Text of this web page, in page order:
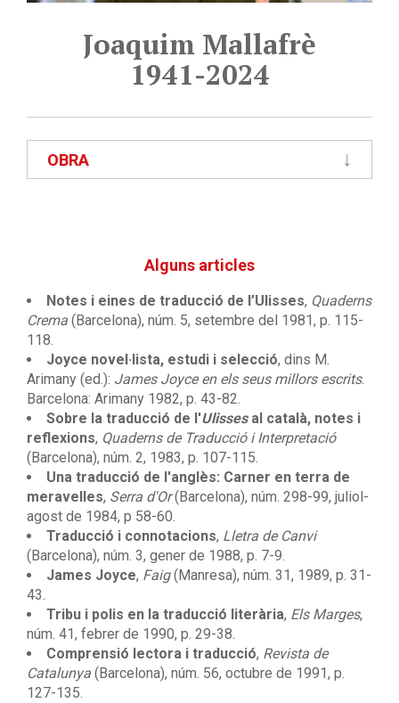
Joaquim Mallafrè
1941-2024
OBRA
Alguns articles
Notes i eines de traducció de l’Ulisses, Quaderns
Crema (Barcelona), núm. 5, setembre del 1981, p. 115-
118.
Joyce novel·lista, estudi i selecció, dins M.
Arimany (ed.): James Joyce en els seus millors escrits.
Barcelona: Arimany 1982, p. 43-82.
Sobre la traducció de l'Ulissesal català, notes i
reflexions, Quaderns de Traducció i Interpretació
(Barcelona), núm. 2, 1983, p. 107-115.
Una traducció de l'anglès: Carner en terra de
meravelles, Serra d'Or(Barcelona), núm. 298-99, juliol-
agost de 1984, p 58-60.
Traducció i connotacions, Lletra de Canvi
(Barcelona), núm. 3, gener de 1988, p. 7-9.
James Joyce, Faig(Manresa), núm. 31, 1989, p. 31-
43.
Tribu i polis en la traducció literària, Els Marges,
núm. 41, febrer de 1990, p. 29-38.
Comprensió lectora i traducció, Revista de
Catalunya (Barcelona), núm. 56, octubre de 1991, p.
127-135.